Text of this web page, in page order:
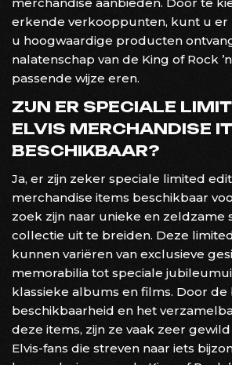
erkende verkooppunten, kunt u er
u hoogwaardige producten
nalatenschap van de King of Rock
passende wijze eren.
ZIJN ER SPECIALE
ELVIS MERCHANDISE
BESCHIKBAAR?
Ja, er zijn zeker speciale limited
merchandise items beschikbaar
zoek zijn naar unieke en
collectie uit te breiden. Deze
kunnen variëren van exclusieve
memorabilia tot speciale
klassieke albums en films. Door
beschikbaarheid en het
deze items, zijn ze vaak zeer
Elvis-fans die streven naar iets